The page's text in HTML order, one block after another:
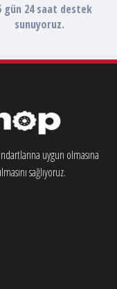
gün 24 saat destek
sunuyoruz.
uygun olmasına
sağlıyoruz.